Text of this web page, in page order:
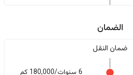
الضمان
ضمان النقل
6 سنوات/180,000 كم